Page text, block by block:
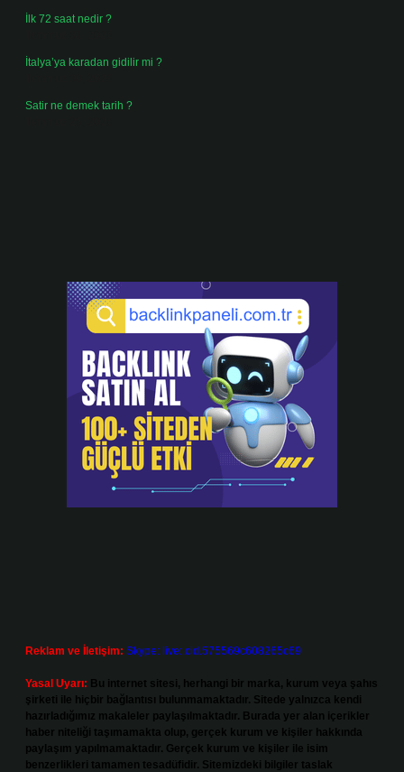
İlk 72 saat nedir ?
İtalya’ya karadan gidilir mi ?
Satir ne demek tarih ?
Reklam ve İletişim: Skype: live:.cid.575569c608265c69
Yasal Uyarı: Bu internet sitesi, herhangi bir marka, kurum veya şahıs
şirketi ile hiçbir bağlantısı bulunmamaktadır. Sitede yalnızca kendi
hazırladığımız makaleler paylaşılmaktadır. Burada yer alan içerikler
haber niteliği taşımamakta olup, gerçek kurum ve kişiler hakkında
paylaşım yapılmamaktadır. Gerçek kurum ve kişiler ile isim
benzerlikleri tamamen tesadüfidir. Sitemizdeki bilgiler taslak